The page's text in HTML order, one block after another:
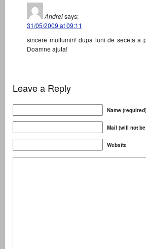
Andreisays:
31/05/2009 at 09:11
sincere multumiri! dupa luni de seceta a
Doamne ajuta!
Leave a Reply
Name (required)
Mail (will not
Website